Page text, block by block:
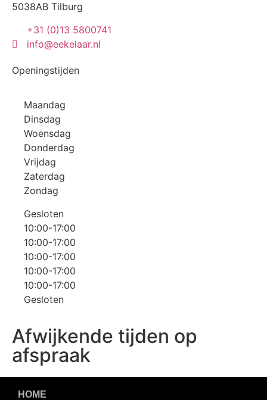
5038AB Tilburg
+31 (0)13 5800741
info@eekelaar.nl
Openingstijden
Maandag
Dinsdag
Woensdag
Donderdag
Vrijdag
Zaterdag
Zondag
Gesloten
10:00-17:00
10:00-17:00
10:00-17:00
10:00-17:00
10:00-17:00
Gesloten
Afwijkende tijden op
afspraak
HOME